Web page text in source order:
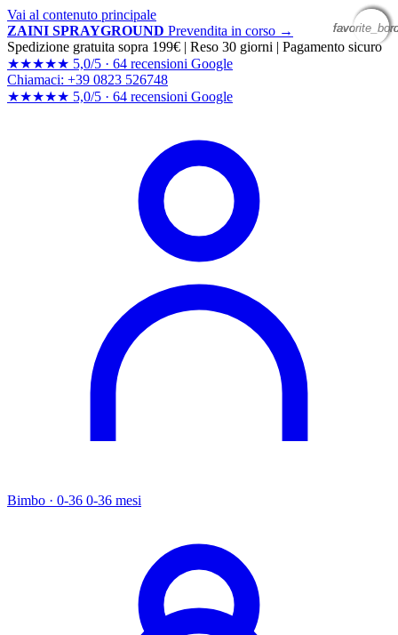
Vai al contenuto principale
ZAINI SPRAYGROUND Prevendita in corso →
Spedizione gratuita sopra 199€ | Reso 30 giorni | Pagamento sicuro
★★★★★ 5,0/5 · 64 recensioni Google
Chiamaci: +39 0823 526748
★★★★★ 5,0/5 · 64 recensioni Google
Bimbo · 0-36 0-36 mesi